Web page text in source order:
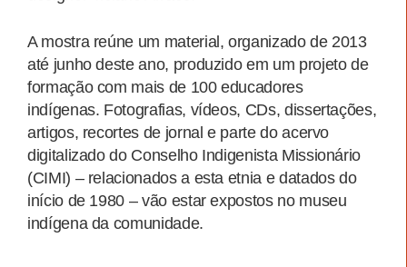
A mostra reúne um material, organizado de 2013
até junho deste ano, produzido em um projeto de
formação com mais de 100 educadores
indígenas. Fotografias, vídeos, CDs, dissertações,
artigos, recortes de jornal e parte do acervo
digitalizado do Conselho Indigenista Missionário
(CIMI) – relacionados a esta etnia e datados do
início de 1980 – vão estar expostos no museu
indígena da comunidade.